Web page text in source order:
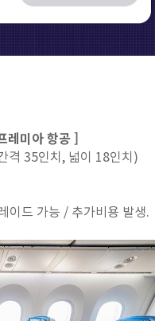
레미아 항공 ]
격 35인치, 넓이 18인치)
이드 가능 / 추가비용 발생.